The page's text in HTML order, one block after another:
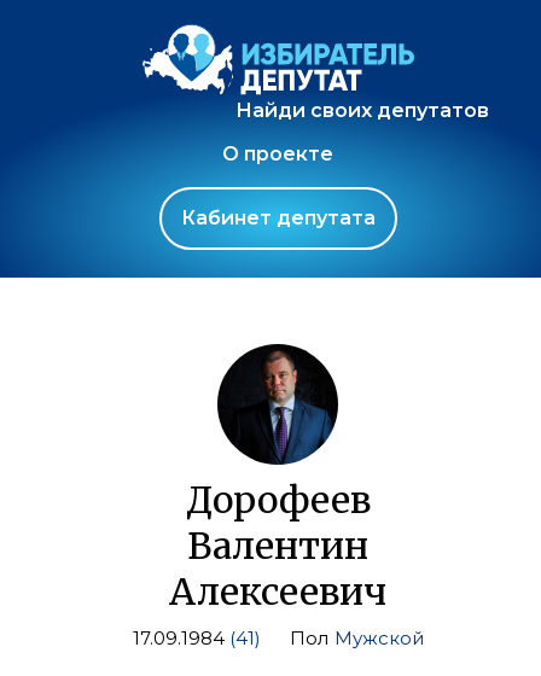
Найди своих депутатов
О проекте
Кабинет депутата
Дорофеев
Валентин
Алексеевич
17.09.1984 (41) Пол Мужской